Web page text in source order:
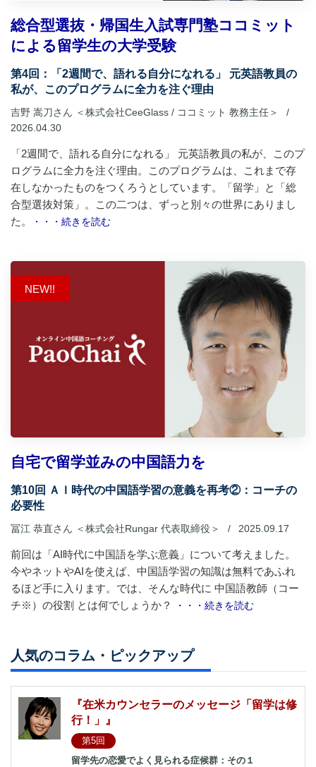
総合型選抜・帰国生入試専門塾ココミット
による留学生の大学受験
第4回：「2週間で、語れる自分になれる」 元英語教員の
私が、このプログラムに全力を注ぐ理由
吉野 嵩刀さん ＜株式会社CeeGlass / ココミット 教務主任＞
/
2026.04.30
「2週間で、語れる自分になれる」 元英語教員の私が、このプ
ログラムに全力を注ぐ理由。このプログラムは、これまで存
在しなかったものをつくろうとしています。「留学」と「総
合型選抜対策」。この二つは、ずっと別々の世界にありまし
た。
・・・続きを読む
NEW!!
自宅で留学並みの中国語力を
第10回 ＡＩ時代の中国語学習の意義を再考②：コーチの
必要性
冨江 恭直さん ＜株式会社Rungar 代表取締役＞ / 2025.09.17
前回は「AI時代に中国語を学ぶ意義」について考えました。
今やネットやAIを使えば、中国語学習の知識は無料であふれ
るほど手に入ります。では、そんな時代に 中国語教師（コー
チ※）の役割 とは何でしょうか？
・・・続きを読む
人気のコラム・ピックアップ
『在米カウンセラーのメッセージ「留学は修
行！」』
第5回
留学先の恋愛でよく見られる症候群：その１